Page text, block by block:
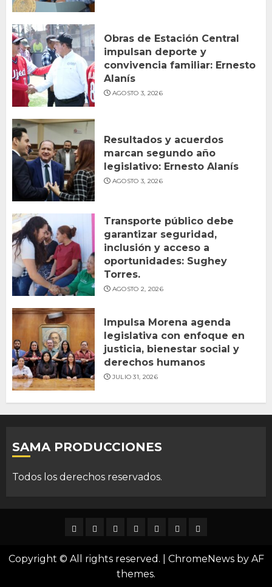
Obras de Estación Central
impulsan deporte y
convivencia familiar: Ernesto
Alanís
AGOSTO 3, 2026
Resultados y acuerdos
marcan segundo año
legislativo: Ernesto Alanís
AGOSTO 3, 2026
Transporte público debe
garantizar seguridad,
inclusión y acceso a
oportunidades: Sughey
Torres.
AGOSTO 2, 2026
Impulsa Morena agenda
legislativa con enfoque en
justicia, bienestar social y
derechos humanos
JULIO 31, 2026
SAMA PRODUCCIONES
Todos los derechos reservados.
DURANGO
NACIONAL
INTERNACIONAL
DEPORTES
ENTRETENIMIENTO
CIENCIA
TECNOLOGÍA
OPINION
Copyright © All rights reserved. ChromeNewsby AF
themes.